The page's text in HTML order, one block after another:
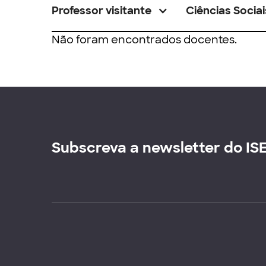
Professor visitante Ciências
Não foram encontrados docentes.
Subscreva a newsletter do